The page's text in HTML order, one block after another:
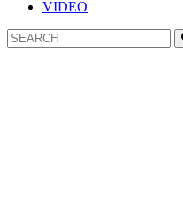
VIDEO
Search
for: